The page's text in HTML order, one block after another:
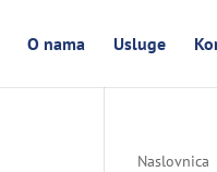
O nama Usluge
Naslovnica